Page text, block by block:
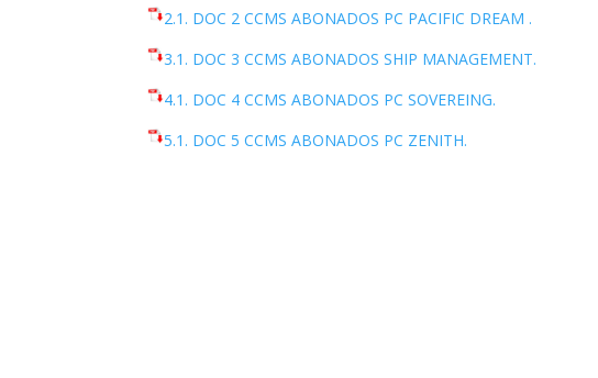
2.1. DOC 2 CCMS ABONADOS PC PACIFIC DREAM .
3.1. DOC 3 CCMS ABONADOS SHIP MANAGEMENT.
4.1. DOC 4 CCMS ABONADOS PC SOVEREING.
5.1. DOC 5 CCMS ABONADOS PC ZENITH.